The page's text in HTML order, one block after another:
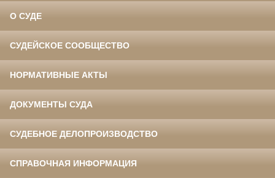
О СУДЕ
СУДЕЙСКОЕ СООБЩЕСТВО
НОРМАТИВНЫЕ АКТЫ
ДОКУМЕНТЫ СУДА
СУДЕБНОЕ ДЕЛОПРОИЗВОДСТВО
СПРАВОЧНАЯ ИНФОРМАЦИЯ